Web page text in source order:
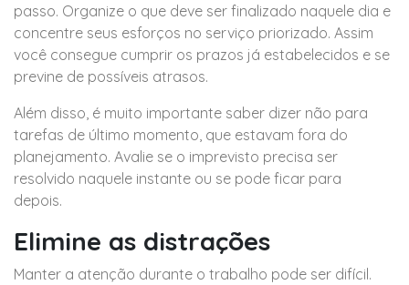
passo. Organize o que deve ser finalizado naquele dia e
concentre seus esforços no serviço priorizado. Assim
você consegue cumprir os prazos já estabelecidos e se
previne de possíveis atrasos.
Além disso, é muito importante saber dizer não para
tarefas de último momento, que estavam fora do
planejamento. Avalie se o imprevisto precisa ser
resolvido naquele instante ou se pode ficar para
depois.
Elimine as distrações
Manter a atenção durante o trabalho pode ser difícil.